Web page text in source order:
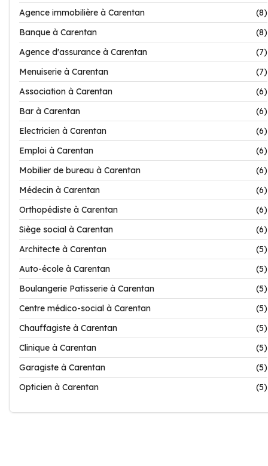
Agence immobilière à Carentan
(8)
Banque à Carentan
(8)
Agence d'assurance à Carentan
(7)
Menuiserie à Carentan
(7)
Association à Carentan
(6)
Bar à Carentan
(6)
Electricien à Carentan
(6)
Emploi à Carentan
(6)
Mobilier de bureau à Carentan
(6)
Médecin à Carentan
(6)
Orthopédiste à Carentan
(6)
Siège social à Carentan
(6)
Architecte à Carentan
(5)
Auto-école à Carentan
(5)
Boulangerie Patisserie à Carentan
(5)
Centre médico-social à Carentan
(5)
Chauffagiste à Carentan
(5)
Clinique à Carentan
(5)
Garagiste à Carentan
(5)
Opticien à Carentan
(5)